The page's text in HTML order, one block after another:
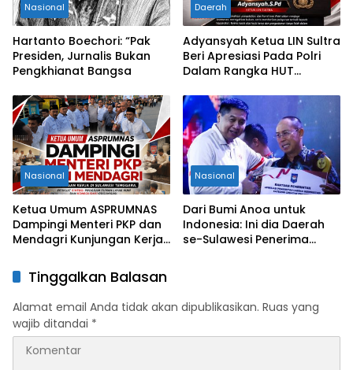
Nasional
Hartanto Boechori: “Pak
Presiden, Jurnalis Bukan
Pengkhianat Bangsa
Daerah
Adyansyah Ketua LIN Sultra
Beri Apresiasi Pada Polri
Dalam Rangka HUT
Nasional
Ketua Umum ASPRUMNAS
Dampingi Menteri PKP dan
Mendagri Kunjungan Kerja
Program Rumah Layak Huni
dan Konsolidasi Organisasi
Nasional
Dari Bumi Anoa untuk
Indonesia: Ini dia Daerah
se-Sulawesi Penerima
Tinggalkan Balasan
Alamat email Anda tidak akan dipublikasikan. Ruas yang
wajib ditandai *